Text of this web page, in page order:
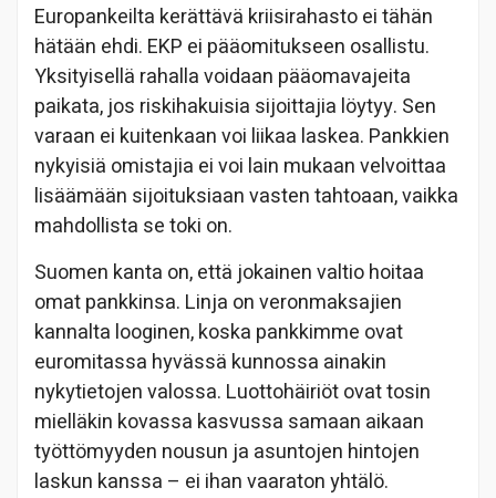
Europankeilta kerättävä kriisirahasto ei tähän
hätään ehdi. EKP ei pääomitukseen osallistu.
Yksityisellä rahalla voidaan pääomavajeita
paikata, jos riskihakuisia sijoittajia löytyy. Sen
varaan ei kuitenkaan voi liikaa laskea. Pankkien
nykyisiä omistajia ei voi lain mukaan velvoittaa
lisäämään sijoituksiaan vasten tahtoaan, vaikka
mahdollista se toki on.
Suomen kanta on, että jokainen valtio hoitaa
omat pankkinsa. Linja on veronmaksajien
kannalta looginen, koska pankkimme ovat
euromitassa hyvässä kunnossa ainakin
nykytietojen valossa. Luottohäiriöt ovat tosin
mielläkin kovassa kasvussa samaan aikaan
työttömyyden nousun ja asuntojen hintojen
laskun kanssa – ei ihan vaaraton yhtälö.